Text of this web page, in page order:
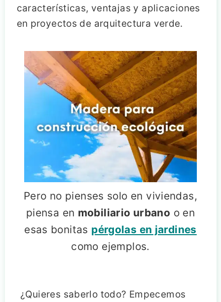
características, ventajas y aplicaciones
en proyectos de arquitectura verde.
Pero no pienses solo en viviendas,
piensa en mobiliario urbano o en
esas bonitas pérgolas en jardines
como ejemplos.
¿Quieres saberlo todo? Empecemos